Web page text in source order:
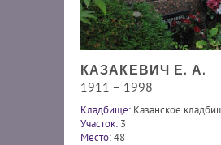
КАЗАКЕВИЧ Е. А.
1911 – 1998
Кладбище: Казанское
Участок: 3
Место:48